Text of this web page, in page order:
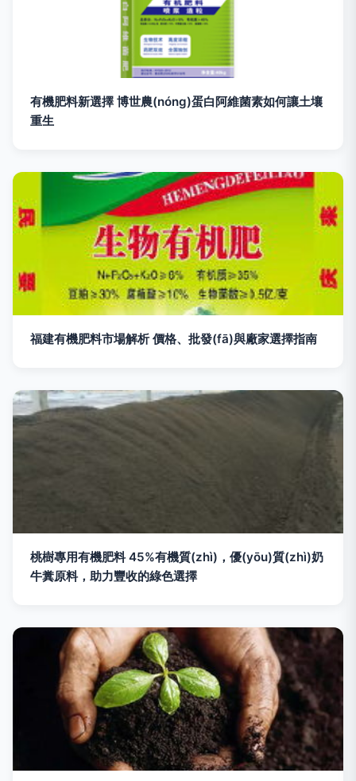
有機肥料新選擇 博世農(nóng)蛋白阿維菌素如何讓土壤
重生
福建有機肥料市場解析 價格、批發(fā)與廠家選擇指南
桃樹專用有機肥料 45%有機質(zhì)，優(yōu)質(zhì)奶
牛糞原料，助力豐收的綠色選擇